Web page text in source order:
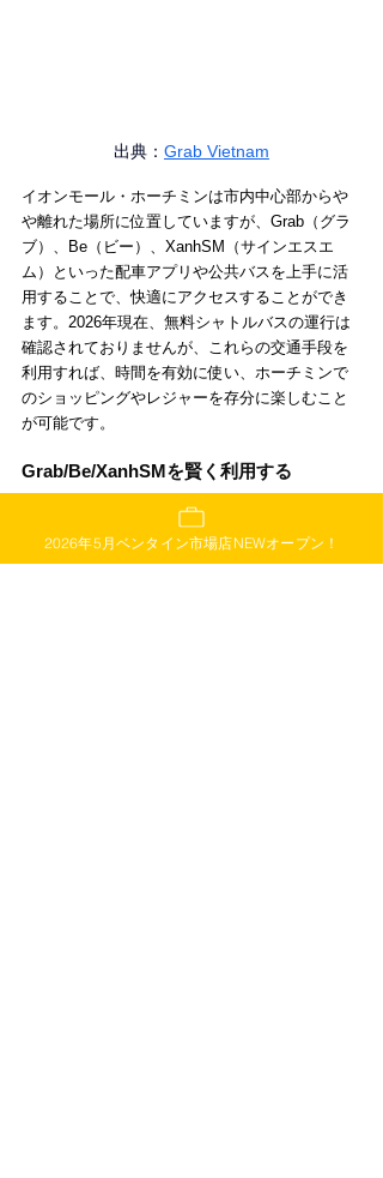
出典： Grab Vietnam
イオンモール・ホーチミンは市内中心部からや
や離れた場所に位置していますが、Grab（グラ
ブ）、Be（ビー）、XanhSM（サインエスエ
ム）といった配車アプリや公共バスを上手に活
用することで、快適にアクセスすることができ
ます。2026年現在、無料シャトルバスの運行は
確認されておりませんが、これらの交通手段を
利用すれば、時間を有効に使い、ホーチミンで
のショッピングやレジャーを存分に楽しむこと
が可能です。
Grab/Be/XanhSMを賢く利用する
最も手軽で便利なのが、Grab、Be、XanhSMと
いった配車アプリを利用する方法です。これら
のアプリはベトナムで広く普及しており、スマ
2026年5月ベンタイン市場店NEWオープン！